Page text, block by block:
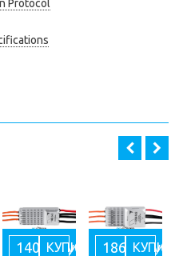
Protocol
14016 руб
КУПИТЬ 18691 руб